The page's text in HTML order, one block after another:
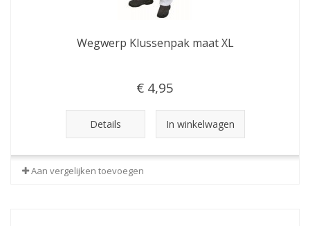
Wegwerp Klussenpak maat XL
€ 4,95
Details In winkelwagen
Aan vergelijken toevoegen